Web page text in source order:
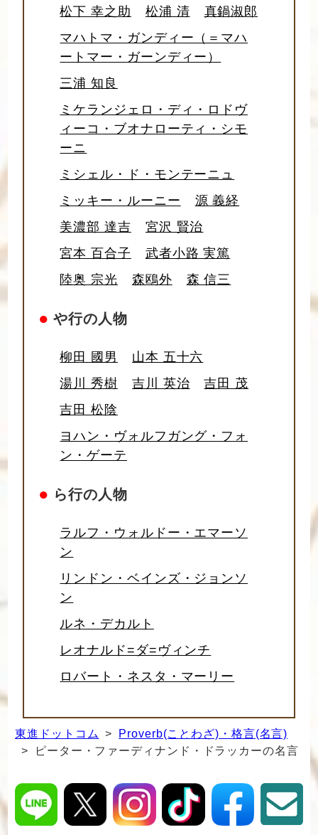
松下 幸之助
松浦 清
真鍋淑郎
マハトマ・ガンディー（＝マハ
ートマー・ガーンディー）
三浦 知良
ミケランジェロ・ディ・ロドヴ
ィーコ・ブオナローティ・シモ
ーニ
ミシェル・ド・モンテーニュ
ミッキー・ルーニー
源 義経
美濃部 達吉
宮沢 賢治
宮本 百合子
武者小路 実篤
陸奥 宗光
森鴎外 森 信三
● や行の人物
柳田 國男
山本 五十六
湯川 秀樹
吉川 英治
吉田 茂
吉田 松陰
ヨハン・ヴォルフガング・フォ
ン・ゲーテ
● ら行の人物
ラルフ・ウォルドー・エマーソ
ン
リンドン・ベインズ・ジョンソ
ン
ルネ・デカルト
レオナルド=ダ=ヴィンチ
ロバート・ネスタ・マーリー
東進ドットコム >
Proverb(ことわざ)・格言(名言)
> ピーター・ファーディナンド・ドラッカーの名言